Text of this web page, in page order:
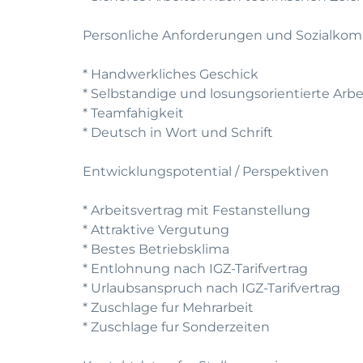
Personliche Anforderungen und
* Handwerkliches Geschick
* Selbstandige und losungsorientierte
* Teamfahigkeit
* Deutsch in Wort und Schrift
Entwicklungspotential / Perspektiven
* Arbeitsvertrag mit Festanstellung
* Attraktive Vergutung
* Bestes Betriebsklima
* Entlohnung nach IGZ-Tarifvertrag
* Urlaubsanspruch nach IGZ-Tarifvertrag
* Zuschlage fur Mehrarbeit
* Zuschlage fur Sonderzeiten